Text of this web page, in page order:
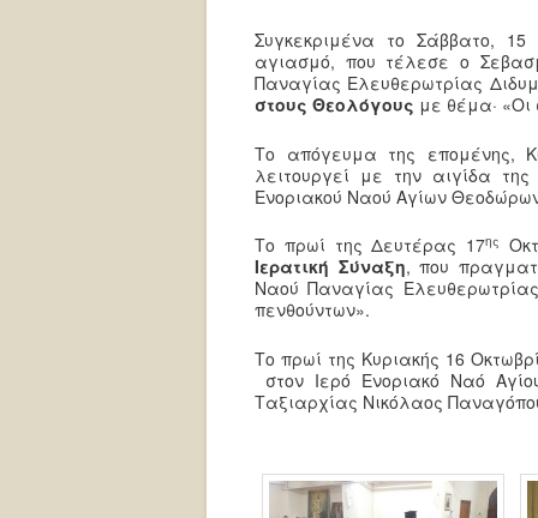
Συγκεκριμένα το Σάββατο,
αγιασμό, που τέλεσε ο
Παναγίας Ελευθερωτρίας
στους Θεολόγους με θέμα· «Οι
Το απόγευμα της επομένης,
λειτουργεί με την αιγίδα
Ενοριακού Ναού Αγίων
Το πρωί της Δευτέρας 17ης
Ιερατική Σύναξη, που
Ναού Παναγίας
πενθούντων».
Το πρωί της Κυριακής 16
στον Ιερό Ενοριακό Ναό
Ταξιαρχίας Νικόλαος